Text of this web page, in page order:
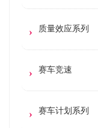
质量效应系列
赛车竞速
赛车计划系列